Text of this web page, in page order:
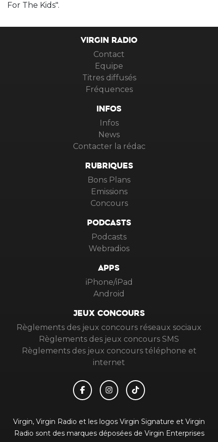
For The Kids".
VIRGIN RADIO
Contact
Equipe
Titres diffusés
Fréquences
INFOS
Infos
News
Contacter la rédac
RUBRIQUES
Bons Plans
Emissions
Concours
PODCASTS
Podcasts
Webradios
APPS
iPhone/iPad
Android
JEUX CONCOURS
Règlements des jeux concours réseaux sociaux
Règlements des jeux concours SMS
Règlements des jeux concours téléphone et
internet
Virgin, Virgin Radio et les logos Virgin Signature et Virgin
Radio sont des marques déposées de Virgin Enterprises